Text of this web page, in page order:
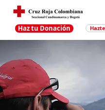
Haz tu Donación